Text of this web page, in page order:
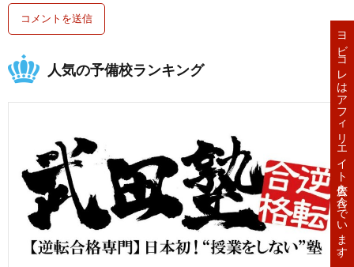
人気の予備校ランキング ヨビコレはアフィリエイト広告を含んでいます。